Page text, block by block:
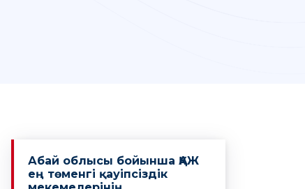
Абай облысы бойынша ҚАЖ
ең төменгі қауіпсіздік